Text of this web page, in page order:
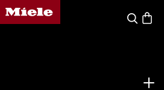
Page d'accueil Miele
Search